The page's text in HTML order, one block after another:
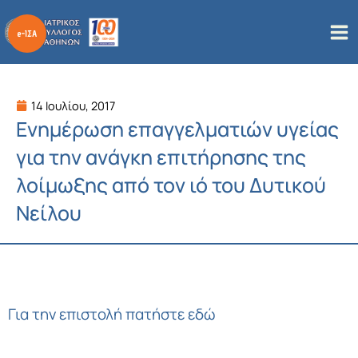
στο
περιεχόμενο
14 Ιουλίου, 2017
Ενημέρωση επαγγελματιών υγείας
για την ανάγκη επιτήρησης της
λοίμωξης από τον ιό του Δυτικού
Νείλου
Για την επιστολή πατήστε εδώ